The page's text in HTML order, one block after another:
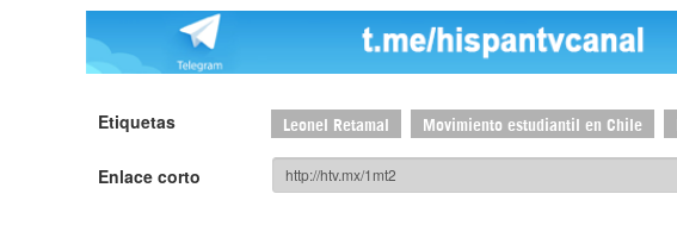
Etiquetas Leonel Retamal Movimiento estudiantil en Chile
Enlace corto